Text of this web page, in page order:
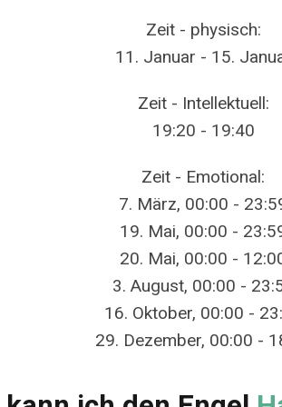
Zeit - physisch:
11. Januar - 15.
Zeit - Intellektuell:
19:20 - 19:40
Zeit - Emotional:
7. März, 00:00 -
19. Mai, 00:00 -
20. Mai, 00:00 -
3. August, 00:00 -
16. Oktober, 00:00 -
29. Dezember, 00:00 -